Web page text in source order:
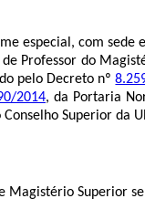
especial, com
Professor do
pelo Decreto nº
2014, da Portaria
Superior da
Superior